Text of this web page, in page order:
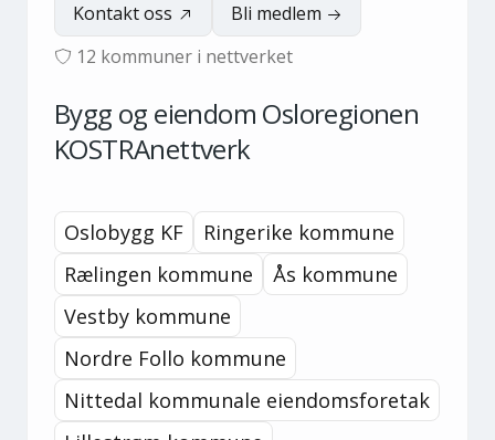
Kontakt oss
Bli medlem
12 kommuner i nettverket
Bygg og eiendom Osloregionen
KOSTRAnettverk
Oslobygg KF
Ringerike kommune
Rælingen kommune
Ås kommune
Vestby kommune
Nordre Follo kommune
Nittedal kommunale eiendomsforetak